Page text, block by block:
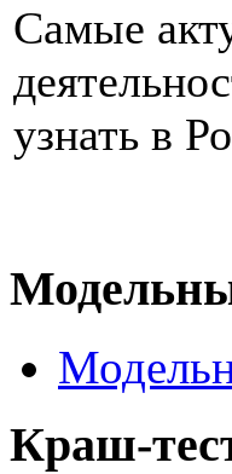
Самые
узнать в
Краш-